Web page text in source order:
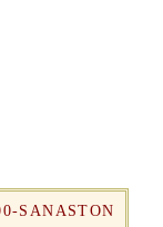
SANASTON